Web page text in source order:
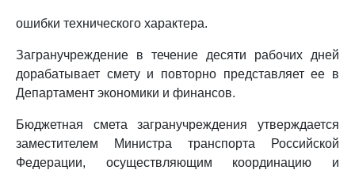
ошибки технического характера.
Загранучреждение в течение десяти рабочих дней
дорабатывает смету и повторно представляет ее в
Департамент экономики и финансов.
Бюджетная смета загранучреждения утверждается
заместителем Министра транспорта Российской
Федерации, осуществляющим координацию и